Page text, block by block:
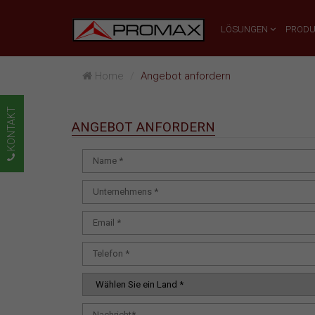
LÖSUNGEN
Home Angebot anfordern
ANGEBOT ANFORDERN
KONTAKT